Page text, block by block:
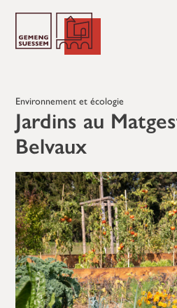
Environnement et écologie
Jardins au
Belvaux